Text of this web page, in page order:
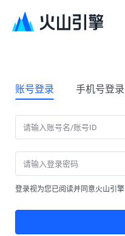
账号登录 手机号登录
登录视为您已阅读并同意火山引擎